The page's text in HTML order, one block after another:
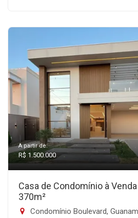
A partir de:
R$ 1.500.000
Casa de Condomínio à
370m²
Condomínio Boulevard,